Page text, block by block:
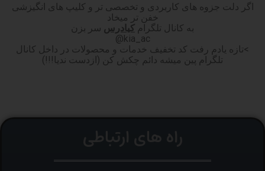
اگر دلت جزوه های کاربردی و تخصصی تر و کلیپ های انگیزشی
خفن تر میخاد
به کانال تلگرام کیادرس سر بزن
kia_ac@
>تازه یادم رفت کد تخفیف خدمات و محصولات در داخل کانال
تلگرام پین میشه دائم چکش کن (ازدست ندیا!!!)